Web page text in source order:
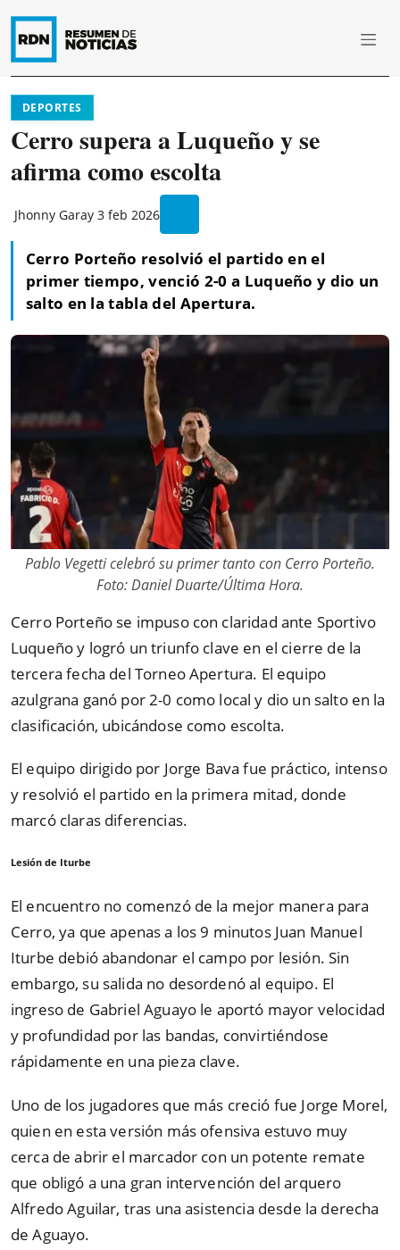
DEPORTES
Cerro supera a Luqueño y se
afirma como escolta
Jhonny Garay 3 feb 2026
Cerro Porteño resolvió el partido en el
primer tiempo, venció 2-0 a Luqueño y dio un
salto en la tabla del Apertura.
Pablo Vegetti celebró su primer tanto con Cerro Porteño.
Foto: Daniel Duarte/Última Hora.
Cerro Porteño se impuso con claridad ante Sportivo
Luqueño y logró un triunfo clave en el cierre de la
tercera fecha del Torneo Apertura. El equipo
azulgrana ganó por 2-0 como local y dio un salto en la
clasificación, ubicándose como escolta.
El equipo dirigido por Jorge Bava fue práctico, intenso
y resolvió el partido en la primera mitad, donde
marcó claras diferencias.
Lesión de Iturbe
El encuentro no comenzó de la mejor manera para
Cerro, ya que apenas a los 9 minutos Juan Manuel
Iturbe debió abandonar el campo por lesión. Sin
embargo, su salida no desordenó al equipo. El
ingreso de Gabriel Aguayo le aportó mayor velocidad
y profundidad por las bandas, convirtiéndose
rápidamente en una pieza clave.
Uno de los jugadores que más creció fue Jorge Morel,
quien en esta versión más ofensiva estuvo muy
cerca de abrir el marcador con un potente remate
que obligó a una gran intervención del arquero
Alfredo Aguilar, tras una asistencia desde la derecha
de Aguayo.